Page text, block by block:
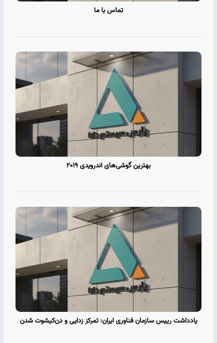
تماس با ما
بهترین گوشی‌های اندرویدی ۲۰۱۹
یادداشت رییس سازمان فناوری ایران: تمرکز‌ زدایی و دن‌کیشوت‌ شدن